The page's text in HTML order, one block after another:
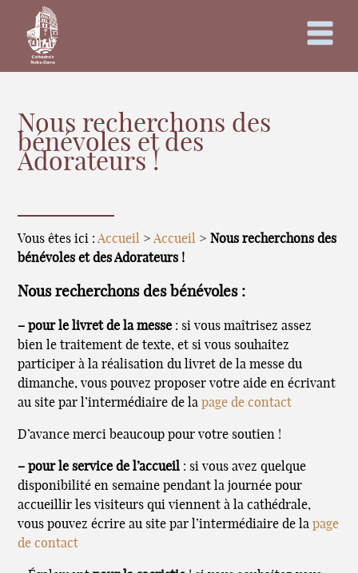
Nous recherchons des
bénévoles et des
Adorateurs !
Vous êtes ici :Accueil >Accueil >Nous recherchons des
bénévoles et des Adorateurs !
Nous recherchons des bénévoles :
– pour le livret de la messe : si vous maîtrisez assez
bien le traitement de texte, et si vous souhaitez
participer à la réalisation du livret de la messe du
dimanche, vous pouvez proposer votre aide en écrivant
au site par l’intermédiaire de lapage de contact
D’avance merci beaucoup pour votre soutien !
– pour le service de l’accueil : si vous avez quelque
disponibilité en semaine pendant la journée pour
accueillir les visiteurs qui viennent à la cathédrale,
vous pouvez écrire au site par l’intermédiaire de lapage
de contact